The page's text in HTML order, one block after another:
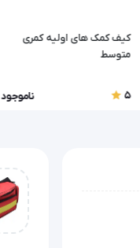
کیف کمک های اولیه کمری
متوسط
5 ناموجود